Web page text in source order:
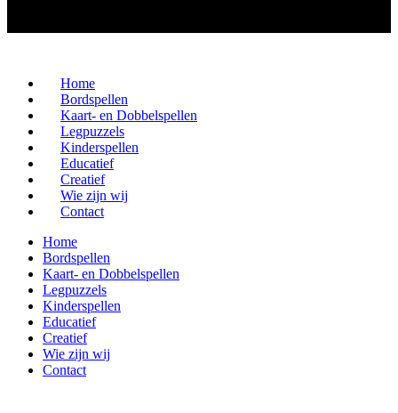
Home
Bordspellen
Kaart- en Dobbelspellen
Legpuzzels
Kinderspellen
Educatief
Creatief
Wie zijn wij
Contact
Home
Bordspellen
Kaart- en Dobbelspellen
Legpuzzels
Kinderspellen
Educatief
Creatief
Wie zijn wij
Contact